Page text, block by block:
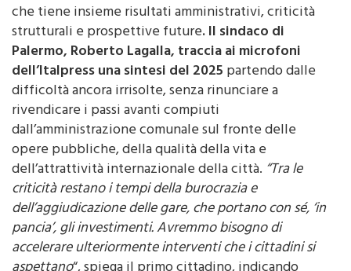
PALERMO (ITALPRESS) – Un bilancio di fine anno
che tiene insieme risultati amministrativi, criticità
strutturali e prospettive future. Il sindaco di
Palermo, Roberto Lagalla, traccia ai microfoni
dell’Italpress una sintesi del 2025partendo dalle
difficoltà ancora irrisolte, senza rinunciare a
rivendicare i passi avanti compiuti
dall’amministrazione comunale sul fronte delle
opere pubbliche, della qualità della vita e
dell’attrattività internazionale della città.
criticità restano i tempi della burocrazia e
dell’aggiudicazione delle gare, che portano con sé, ‘in
pancia’, gli investimenti. Avremmo bisogno di